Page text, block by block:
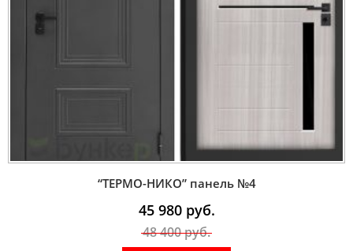
“ТЕРМО-НИКО” панель №4
45 980руб.
48 400руб.